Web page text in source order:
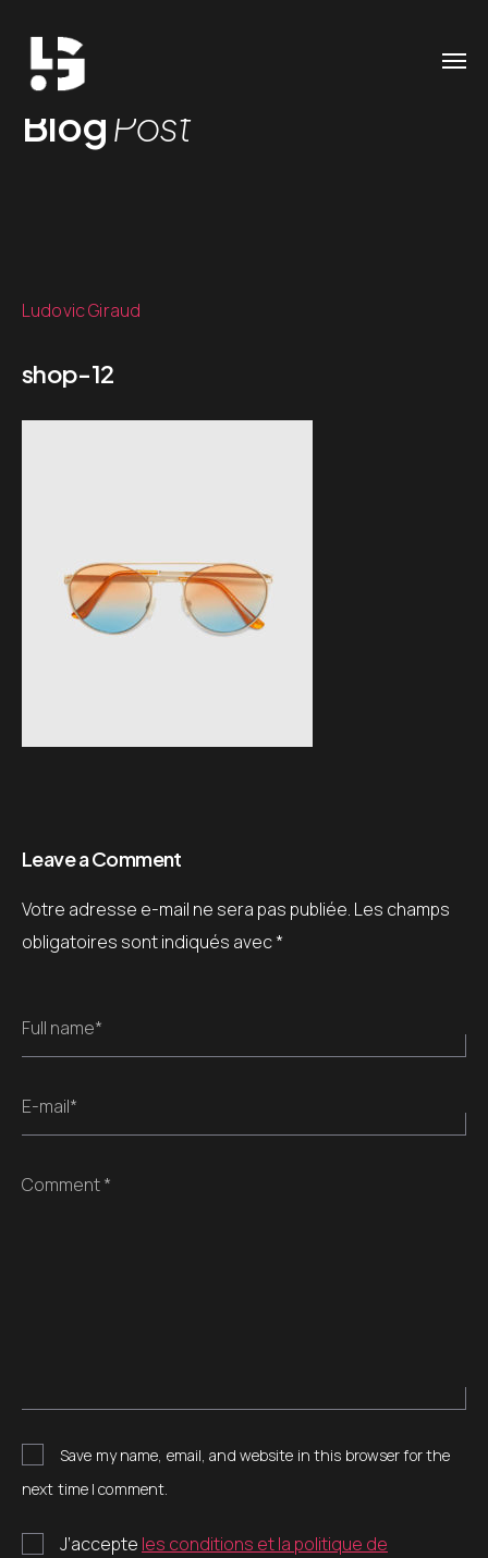
BlogPost
Ludovic Giraud
shop-12
Leave a Comment
Votre adresse e-mail ne sera pas publiée. Les champs
obligatoires sont indiqués avec*
Full name*
E-mail*
Comment *
Save my name, email, and website in this browser for the
next time I comment.
J’accepte les conditions et la politique de